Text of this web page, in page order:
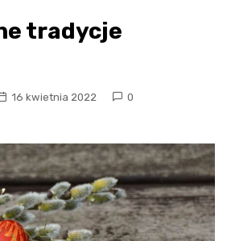
tradycje
16 kwietnia 2022
0